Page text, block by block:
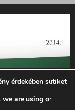
működésének
sz. támogatási
támogatta az
érdekében sütiket
we are using or